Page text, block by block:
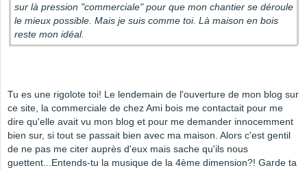
sur là pression "commerciale" pour que mon chantier se déroule
le mieux possible. Mais je suis comme toi. Là maison en bois
reste mon idéal.
Tu es une rigolote toi! Le lendemain de l'ouverture de mon blog sur
ce site, la commerciale de chez Ami bois me contactait pour me
dire qu'elle avait vu mon blog et pour me demander innocemment
bien sur, si tout se passait bien avec ma maison. Alors c'est gentil
de ne pas me citer auprès d'eux mais sache qu'ils nous
guettent...Entends-tu la musique de la 4ème dimension?! Garde ta